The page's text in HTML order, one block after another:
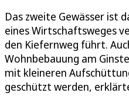
Das zweite Gewässer ist
eines Wirtschaftsweges
den Kiefernweg führt.
Wohnbebauung am
mit kleineren
geschützt werden,